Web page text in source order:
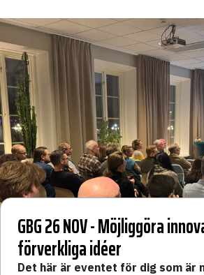
GBG 26 NOV - Möjliggöra
förverkliga idéer
Det här är eventet för dig som är